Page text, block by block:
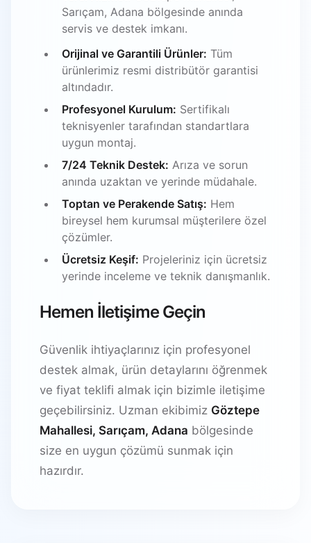
Sarıçam, Adana bölgesinde anında
servis ve destek imkanı.
Orijinal ve Garantili Ürünler: Tüm
ürünlerimiz resmi distribütör garantisi
altındadır.
Profesyonel Kurulum: Sertifikalı
teknisyenler tarafından standartlara
uygun montaj.
7/24 Teknik Destek: Arıza ve sorun
anında uzaktan ve yerinde müdahale.
Toptan ve Perakende Satış: Hem
bireysel hem kurumsal müşterilere özel
çözümler.
Ücretsiz Keşif: Projeleriniz için ücretsiz
yerinde inceleme ve teknik danışmanlık.
Hemen İletişime Geçin
Güvenlik ihtiyaçlarınız için profesyonel
destek almak, ürün detaylarını öğrenmek
ve fiyat teklifi almak için bizimle iletişime
geçebilirsiniz. Uzman ekibimiz Göztepe
Mahallesi, Sarıçam, Adana bölgesinde
size en uygun çözümü sunmak için
hazırdır.